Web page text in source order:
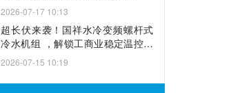
2026-07-17 10:13
超长伏来袭！国祥水冷变频螺杆式
冷水机组 ，解锁工商业稳定温控新
方案
2026-07-15 10:19